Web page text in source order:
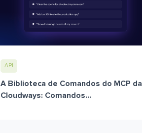
API
A Biblioteca de Comandos do MCP da
Cloudways: Comandos...